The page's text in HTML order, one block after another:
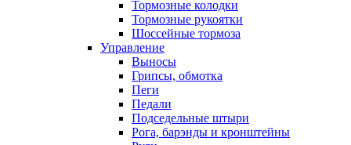
Тормозные колодки
Тормозные рукоятки
Шоссейные тормоза
Управление
Выносы
Грипсы, обмотка
Пеги
Педали
Подседельные штыри
Рога, барэнды и кронштейны